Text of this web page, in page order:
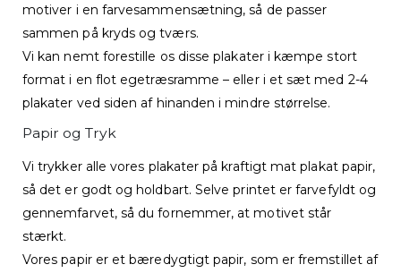
motiver i en farvesammensætning, så de passer
sammen på kryds og tværs.
Vi kan nemt forestille os disse plakater i kæmpe stort
format i en flot egetræsramme – eller i et sæt med 2-4
plakater ved siden af hinanden i mindre størrelse.
Papir og Tryk
Vi trykker alle vores plakater på kraftigt mat plakat papir,
så det er godt og holdbart. Selve printet er farvefyldt og
gennemfarvet, så du fornemmer, at motivet står
stærkt.
Vores papir er et bæredygtigt papir, som er fremstillet af